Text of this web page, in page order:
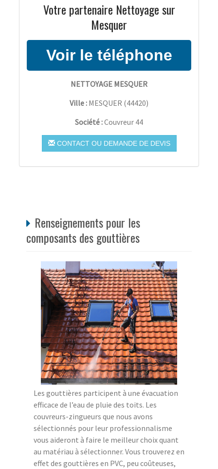
Votre partenaire Nettoyage sur
Mesquer
NETTOYAGE MESQUER
Ville : MESQUER (44420)
Société :Couvreur 44
CONTACT OU DEMANDE DE DEVIS
Renseignements pour les
composants des gouttières
Les gouttières participent à une évacuation
efficace de l’eau de pluie des toits. Les
couvreurs-zingueurs que nous avons
sélectionnés pour leur professionnalisme
vous aideront à faire le meilleur choix quant
au matériau à sélectionner. Vous trouverez en
effet des gouttières en PVC, peu coûteuses,